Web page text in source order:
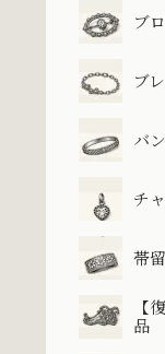
ブ
ブ
バ
チ
帯
【
品